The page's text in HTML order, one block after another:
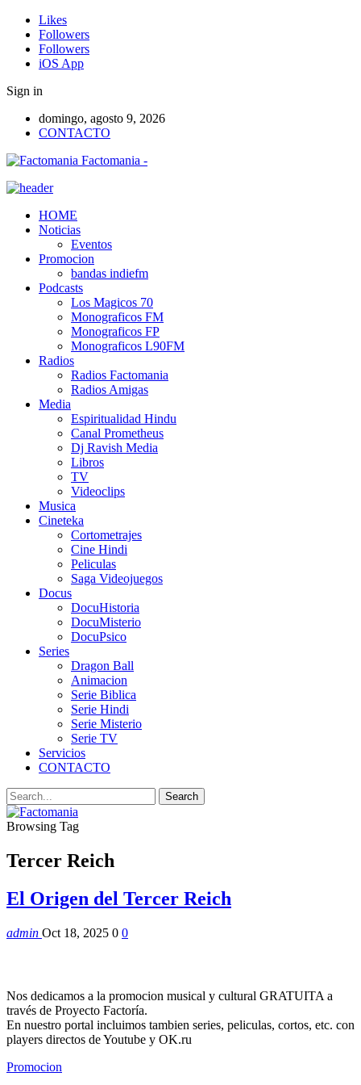
Likes
Followers
Followers
iOS App
Sign in
domingo, agosto 9, 2026
CONTACTO
Factomania -
HOME
Noticias
Eventos
Promocion
bandas indiefm
Podcasts
Los Magicos 70
Monograficos FM
Monograficos FP
Monograficos L90FM
Radios
Radios Factomania
Radios Amigas
Media
Espiritualidad Hindu
Canal Prometheus
Dj Ravish Media
Libros
TV
Videoclips
Musica
Cineteka
Cortometrajes
Cine Hindi
Peliculas
Saga Videojuegos
Docus
DocuHistoria
DocuMisterio
DocuPsico
Series
Dragon Ball
Animacion
Serie Biblica
Serie Hindi
Serie Misterio
Serie TV
Servicios
CONTACTO
Browsing Tag
Tercer Reich
El Origen del Tercer Reich
admin Oct 18, 2025 0 0
Nos dedicamos a la promocion musical y cultural GRATUITA a
través de Proyecto Factoría.
En nuestro portal incluimos tambien series, peliculas, cortos, etc. con
players directos de Youtube y OK.ru
Promocion